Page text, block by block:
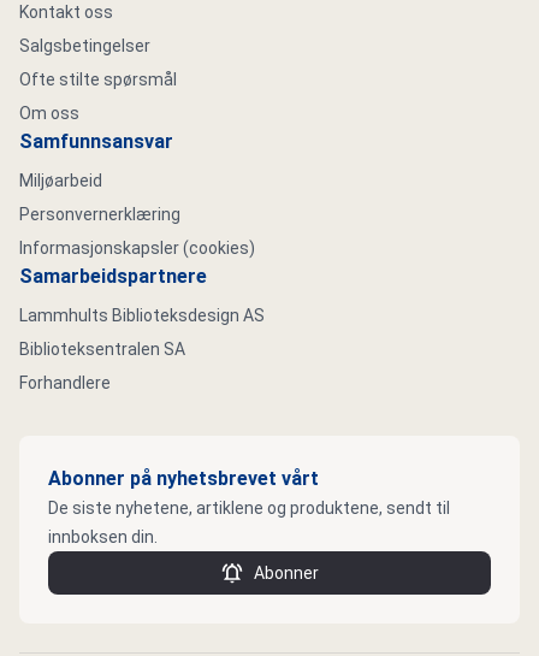
Kontakt oss
Salgsbetingelser
Ofte stilte spørsmål
Om oss
Samfunnsansvar
Miljøarbeid
Personvernerklæring
Informasjonskapsler (cookies)
Samarbeidspartnere
Lammhults Biblioteksdesign AS
Biblioteksentralen SA
Forhandlere
Abonner på nyhetsbrevet vårt
De siste nyhetene, artiklene og produktene, sendt til
innboksen din.
Abonner